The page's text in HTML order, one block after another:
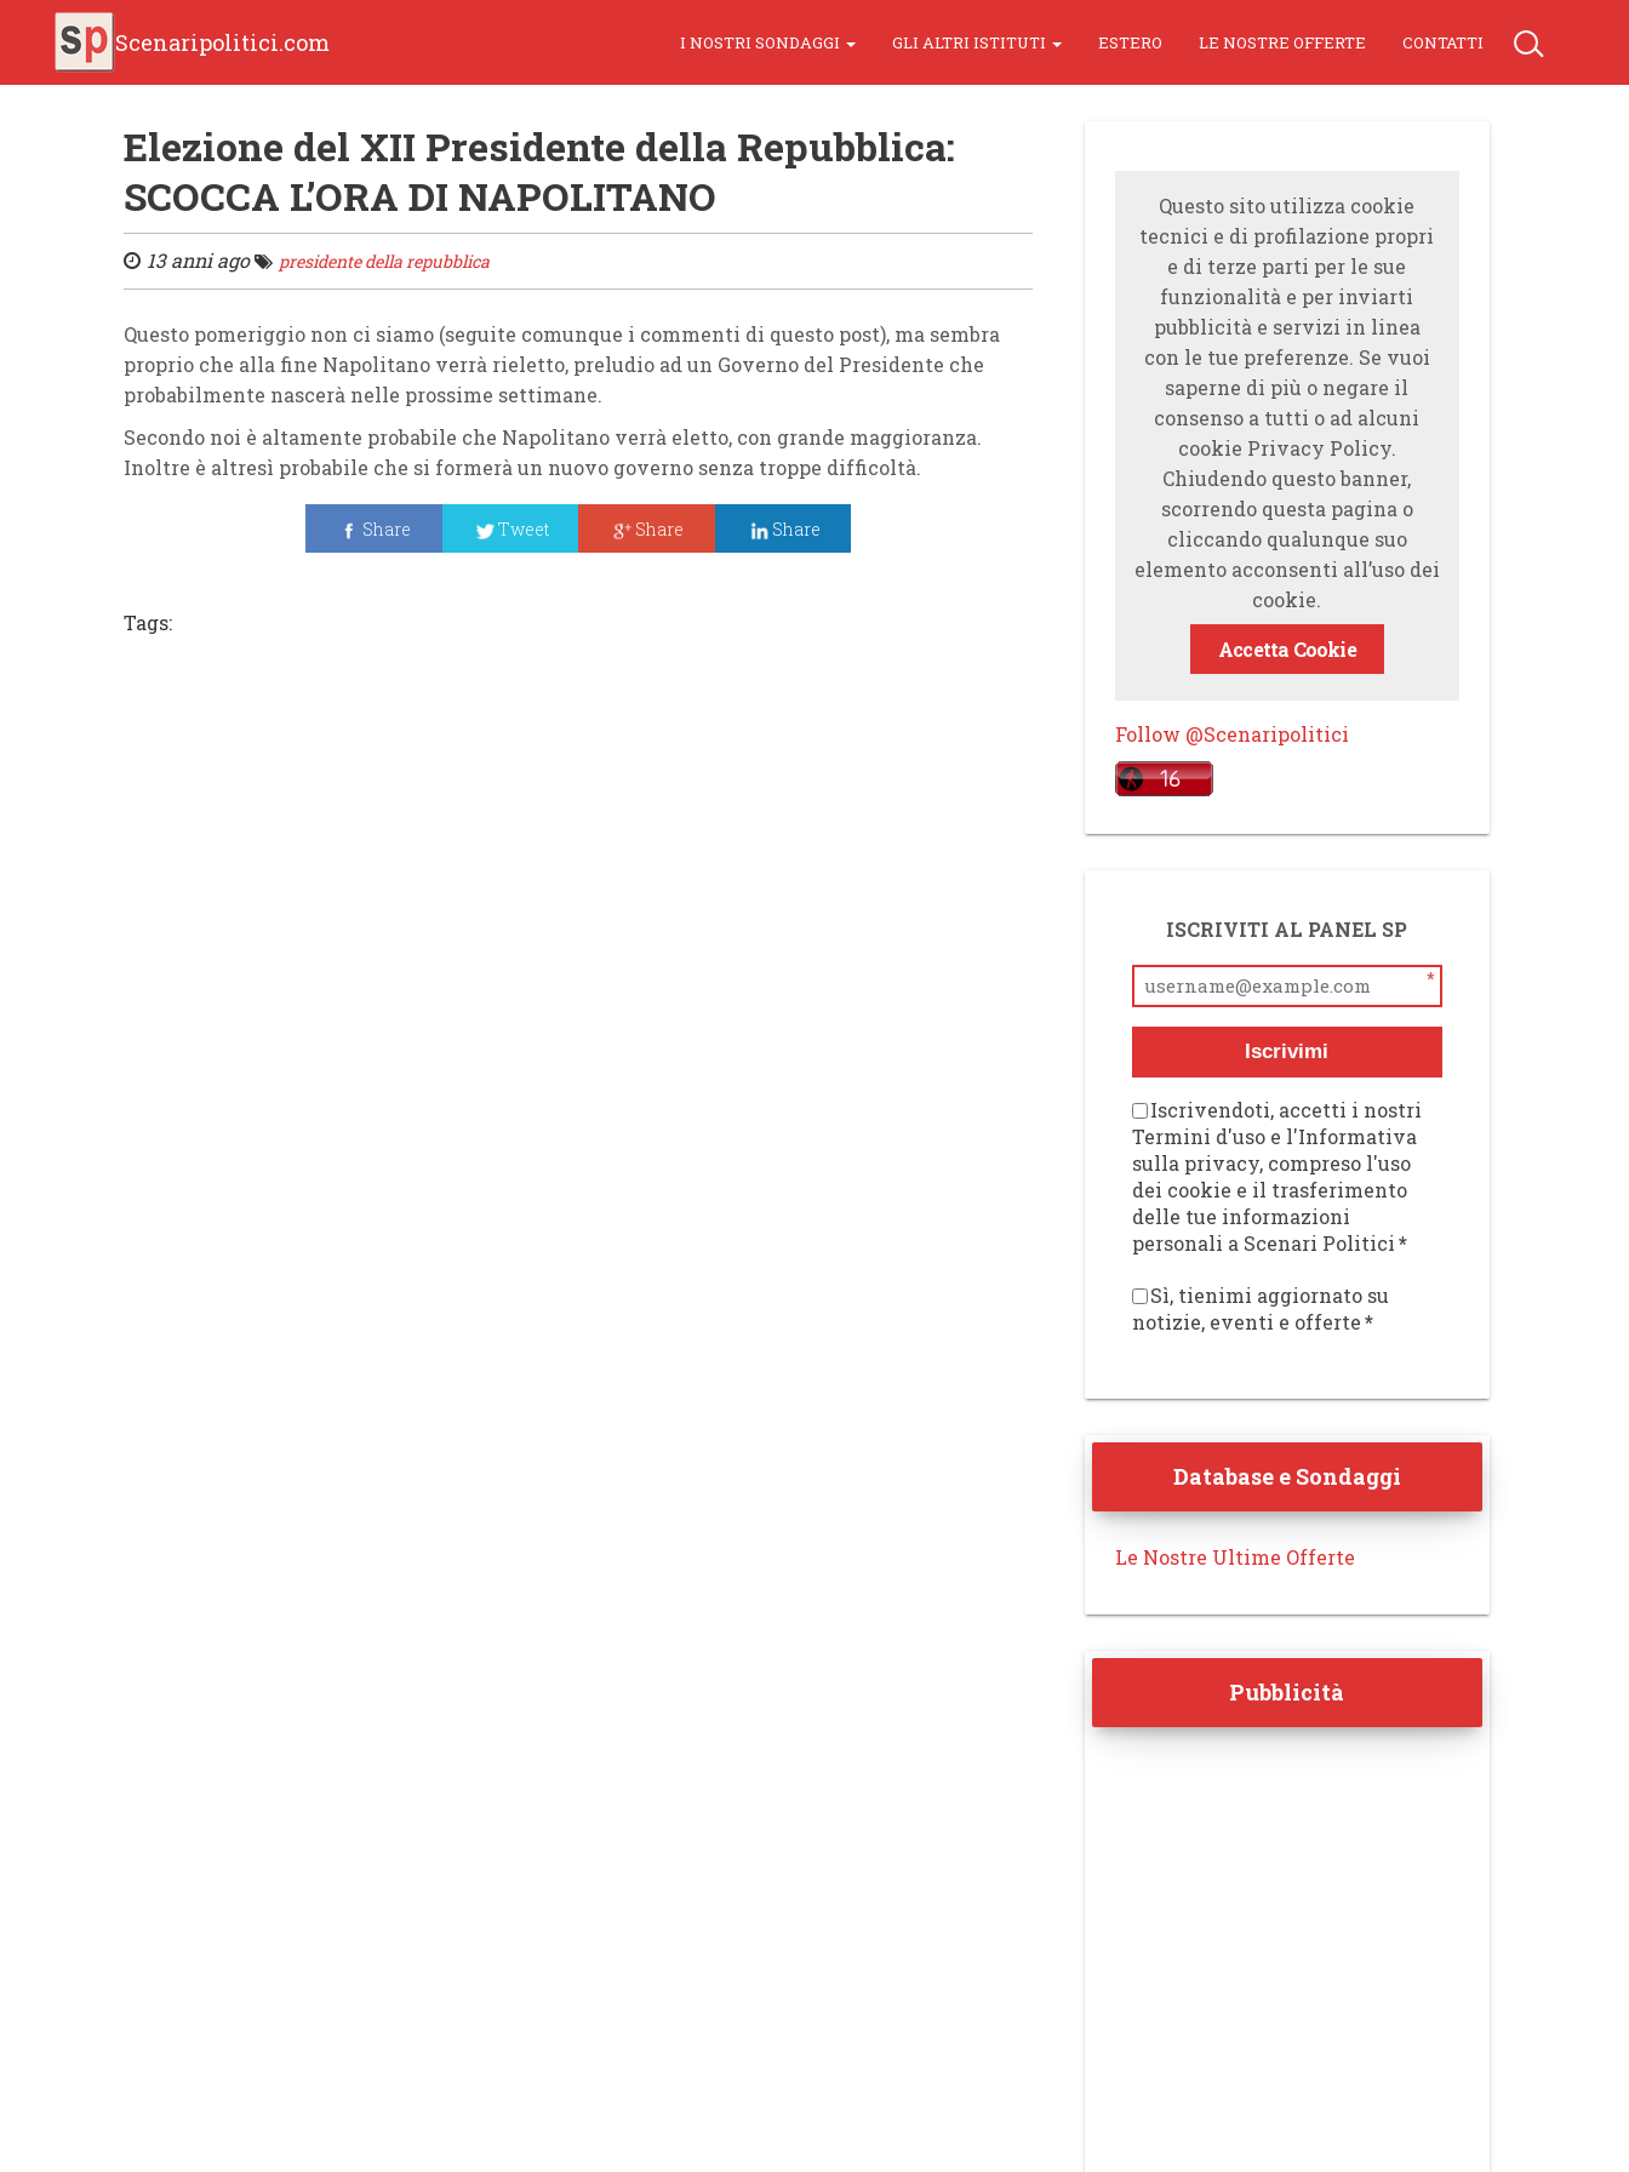
Scenaripolitici.com I NOSTRI SONDAGGI GLI ALTRI ISTITUTI ESTERO LE NOSTRE OFFERTE CONTATTI
Elezione del XII Presidente della Repubblica:
SCOCCA L’ORA DI NAPOLITANO
13 anni ago presidente della repubblica
Questo pomeriggio non ci siamo (seguite comunque i commenti di questo post), ma sembra
proprio che alla fine Napolitano verrà rieletto, preludio ad un Governo del Presidente che
probabilmente nascerà nelle prossime settimane.
Secondo noi è altamente probabile che Napolitano verrà eletto, con grande maggioranza.
Inoltre è altresì probabile che si formerà un nuovo governo senza troppe difficoltà.
Share Tweet Share Share
Tags:
Questo sito utilizza cookie
tecnici e di profilazione propri
e di terze parti per le sue
funzionalità e per inviarti
pubblicità e servizi in linea
con le tue preferenze. Se vuoi
saperne di più o negare il
consenso a tutti o ad alcuni
cookie Privacy Policy.
Chiudendo questo banner,
scorrendo questa pagina o
cliccando qualunque suo
elemento acconsenti all’uso dei
cookie.
Accetta Cookie
Follow @Scenaripolitici
ISCRIVITI AL PANEL SP
*
Iscrivimi
Iscrivendoti, accetti i nostri
Termini d'uso e l'Informativa
sulla privacy, compreso l'uso
dei cookie e il trasferimento
delle tue informazioni
personali a Scenari Politici*
Sì, tienimi aggiornato su
notizie, eventi e offerte*
Database e Sondaggi
Le Nostre Ultime Offerte
Pubblicità